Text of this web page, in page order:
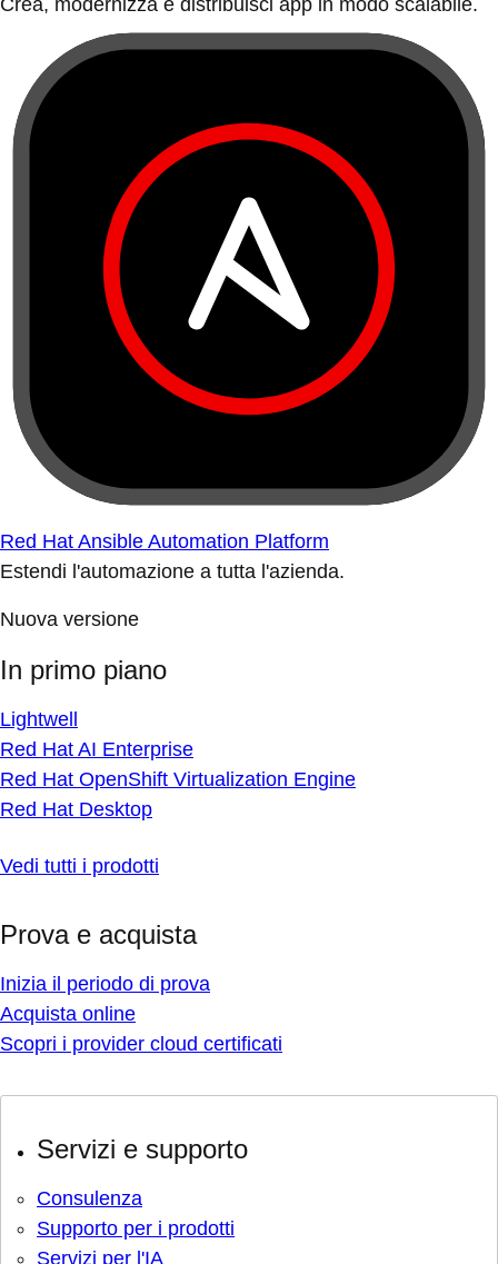
Crea, modernizza e distribuisci app in modo scalabile.
Red Hat Ansible Automation Platform
Estendi l'automazione a tutta l'azienda.
Nuova versione
In primo piano
Lightwell
Red Hat AI Enterprise
Red Hat OpenShift Virtualization Engine
Red Hat Desktop
Vedi tutti i prodotti
Prova e acquista
Inizia il periodo di prova
Acquista online
Scopri i provider cloud certificati
Servizi e supporto
Consulenza
Supporto per i prodotti
Servizi per l'IA